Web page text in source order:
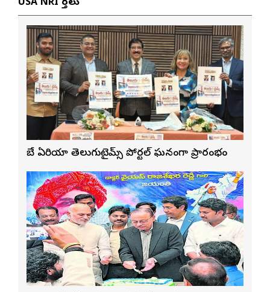
USA NRI వార్తలు
బే ఏరియా తెలుగుటైమ్స్ పోర్టల్ ఘనంగా ప్రారంభం